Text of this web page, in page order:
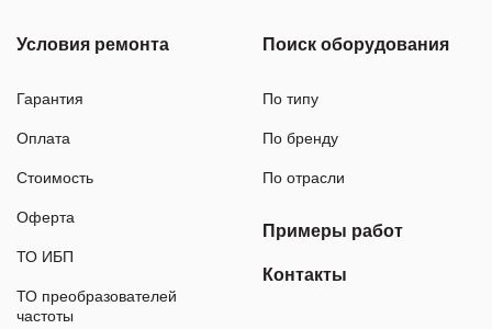
Условия ремонта
Гарантия
Оплата
Стоимость
Оферта
ТО ИБП
ТО преобразователей
частоты
Поиск оборудования
По типу
По бренду
По отрасли
Примеры работ
Контакты